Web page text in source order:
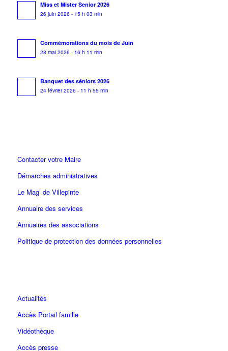
Miss et Mister Senior 2026
26 juin 2026 - 15 h 03 min
Commémorations du mois de Juin
28 mai 2026 - 16 h 11 min
Banquet des séniors 2026
24 février 2026 - 11 h 55 min
Contacter votre Maire
Démarches administratives
Le Mag’ de Villepinte
Annuaire des services
Annuaires des associations
Politique de protection des données personnelles
Actualités
Accès Portail famille
Vidéothèque
Accès presse